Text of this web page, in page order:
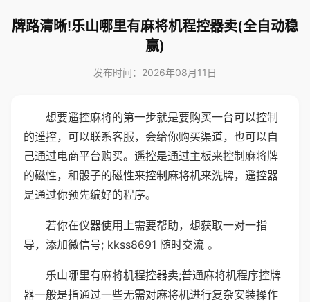
牌路清晰!乐山哪里有麻将机程控器卖(全自动稳
赢)
发布时间：2026年08月11日
想要遥控麻将的第一步就是要购买一台可以控制
的遥控，可以联系客服，会给你购买渠道，也可以自
己通过电商平台购买。遥控是通过主板来控制麻将牌
的磁性，和骰子的磁性来控制麻将机来洗牌，遥控器
是通过你预先编好的程序。
若你在仪器使用上需要帮助，想获取一对一指
导，添加微信号; kkss8691 随时交流 。
乐山哪里有麻将机程控器卖;普通麻将机程序控牌
器一般是指通过一些无需对麻将机进行复杂安装操作